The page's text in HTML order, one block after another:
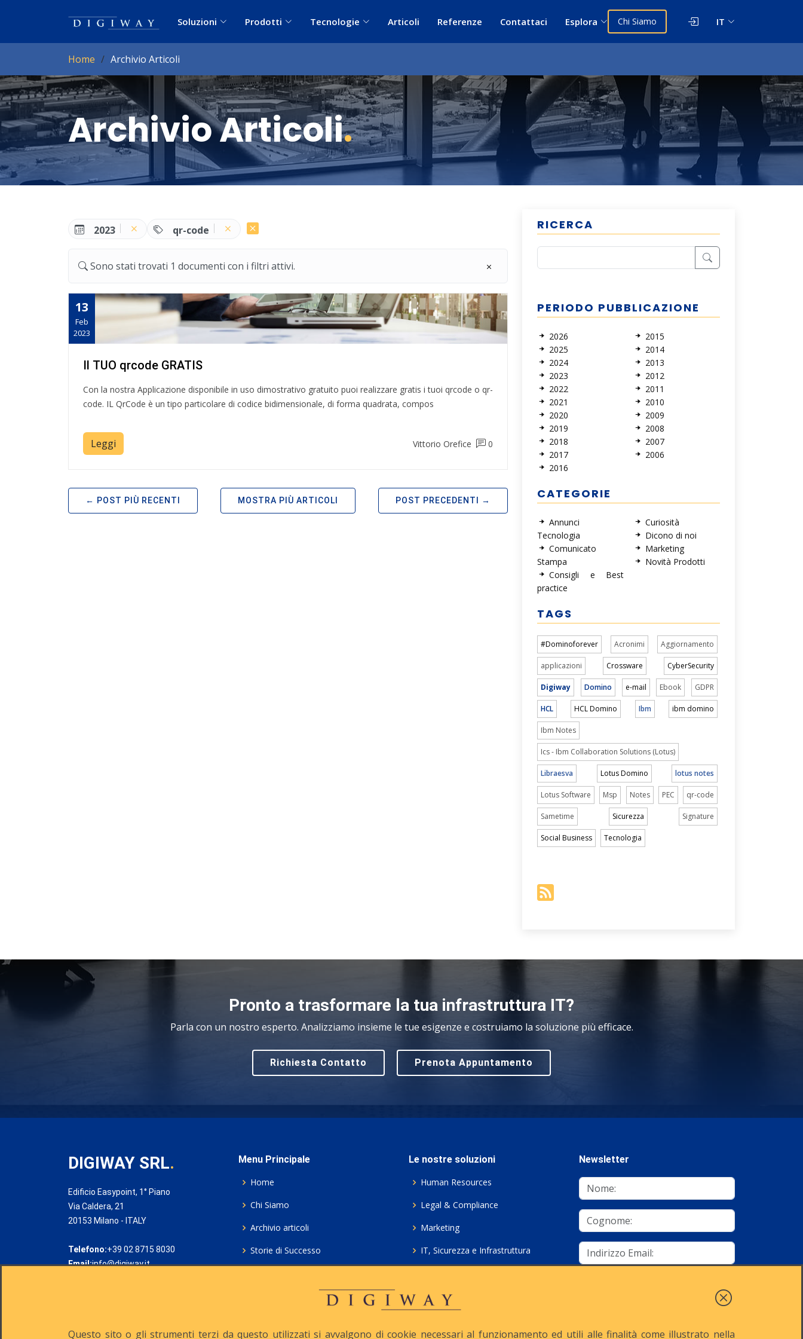
Soluzioni Prodotti Tecnologie Articoli Referenze Contattaci Esplora Chi Siamo IT
Home Archivio Articoli
Archivio Articoli.
2023 qr-code
Sono stati trovati 1 documenti con i filtri attivi.
13
Feb
2023
Il TUO qrcode GRATIS
Con la nostra Applicazione disponibile in uso dimostrativo gratuito puoi realizzare gratis i tuoi qrcode o qr-
code. IL QrCode è un tipo particolare di codice bidimensionale, di forma quadrata, compos
Leggi Vittorio Orefice 0
POST PIÙ RECENTI MOSTRA PIÙ ARTICOLI POST PRECEDENTI
RICERCA
PERIODO PUBBLICAZIONE
2026
2025
2024
2023
2022
2021
2020
2019
2018
2017
2016
2015
2014
2013
2012
2011
2010
2009
2008
2007
2006
CATEGORIE
Annunci
Tecnologia
Comunicato
Stampa
Consigli e Best
practice
Curiosità
Dicono di noi
Marketing
Novità Prodotti
TAGS
#Dominoforever Acronimi Aggiornamento
applicazioni Crossware CyberSecurity
Digiway Domino e-mail Ebook GDPR
HCL HCL Domino Ibm ibm domino
Ibm Notes
Ics - Ibm Collaboration Solutions (Lotus)
Libraesva Lotus Domino lotus notes
Lotus Software Msp Notes PEC qr-code
Sametime Sicurezza Signature
Social Business Tecnologia
Pronto a trasformare la tua infrastruttura IT?
Parla con un nostro esperto. Analizziamo insieme le tue esigenze e costruiamo la soluzione più efficace.
Richiesta Contatto Prenota Appuntamento
DIGIWAY SRL.
Edificio Easypoint, 1° Piano
Via Caldera, 21
20153 Milano - ITALY
Telefono:+39 02 8715 8030
Email:info@digiway.it
Menu Principale
Home
Chi Siamo
Archivio articoli
Storie di Successo
Le nostre soluzioni
Human Resources
Legal & Compliance
Marketing
IT, Sicurezza e Infrastruttura
Consulenza ICT e Licenze
Newsletter
Questo sito o gli strumenti terzi da questo utilizzati si avvalgono di cookie necessari al funzionamento ed utili alle finalità come illustrato nella